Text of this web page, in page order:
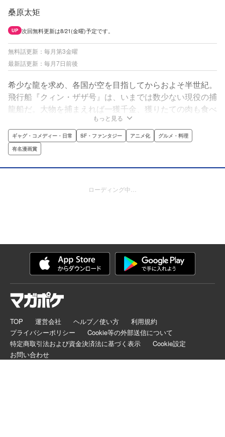
桑原太矩
UP 次回無料更新は8/21(金曜)予定です。
無料話更新：毎月第3金曜
最新話更新：毎月7日前後
希少な龍を求め、各国が空を目指してからおよそ半世紀。
飛行船『クィン・ザザ号』は、いまでは数少ない現役の捕
龍船だ。大物を捕まえれば一獲千金、獲りたての肉も食べ
放題。でも、失敗したらもちろんお陀仏。空と龍に魅せら
れた乗組員たちの、空飛ぶグルメファンタジー！
もっと見る
ギャグ・コメディー・日常 SF・ファンタジー アニメ化
グルメ・料理
有名漫画賞
ローディング中…
TOP 運営会社 ヘルプ／使い方
利用規約
プライバシーポリシー
Cookie等の外部送信について
特定商取引法および資金決済法に基づく表示
Cookie設定
お問い合わせ